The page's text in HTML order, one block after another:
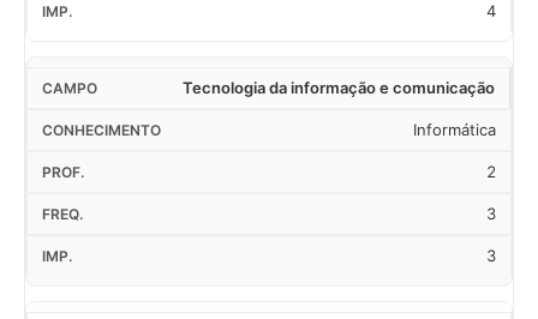
4
Tecnologia da informação e comunicação
Informática
2
3
3